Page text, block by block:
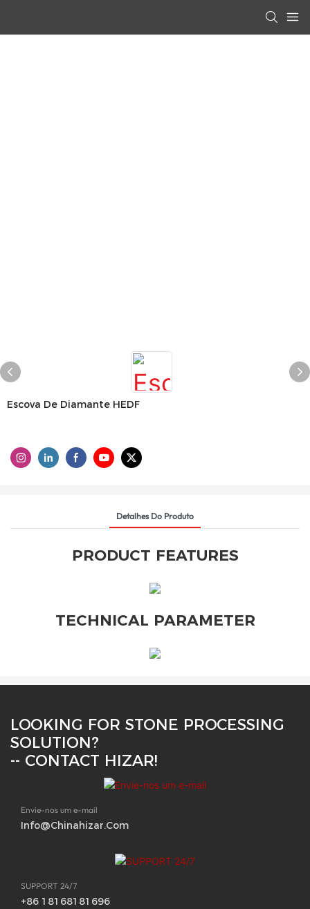
Escova De Diamante HEDF
Detalhes Do Produto
PRODUCT FEATURES
TECHNICAL PARAMETER
LOOKING FOR STONE PROCESSING
SOLUTION?
-- CONTACT HIZAR!
Envie-nos um e-mail
Info@chinahizar.com
SUPPORT 24/7
+86 18168181696